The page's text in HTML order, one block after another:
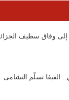
إلى وفاق سطيف
الفيفا تسلّم النشامى